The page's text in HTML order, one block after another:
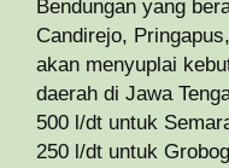
Bendungan yang
Candirejo,
akan menyuplai
daerah di Jawa
500 l/dt untuk
250 l/dt untuk